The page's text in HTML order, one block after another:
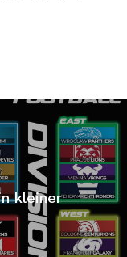
kleiner